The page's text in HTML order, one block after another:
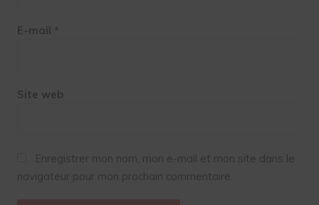
E-mail *
Site web
Enregistrer mon nom, mon e-mail et mon site dans le
navigateur pour mon prochain commentaire.